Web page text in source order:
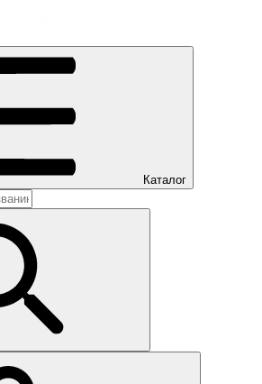
Каталог